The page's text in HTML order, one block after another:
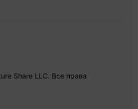
Share LLC. Все права